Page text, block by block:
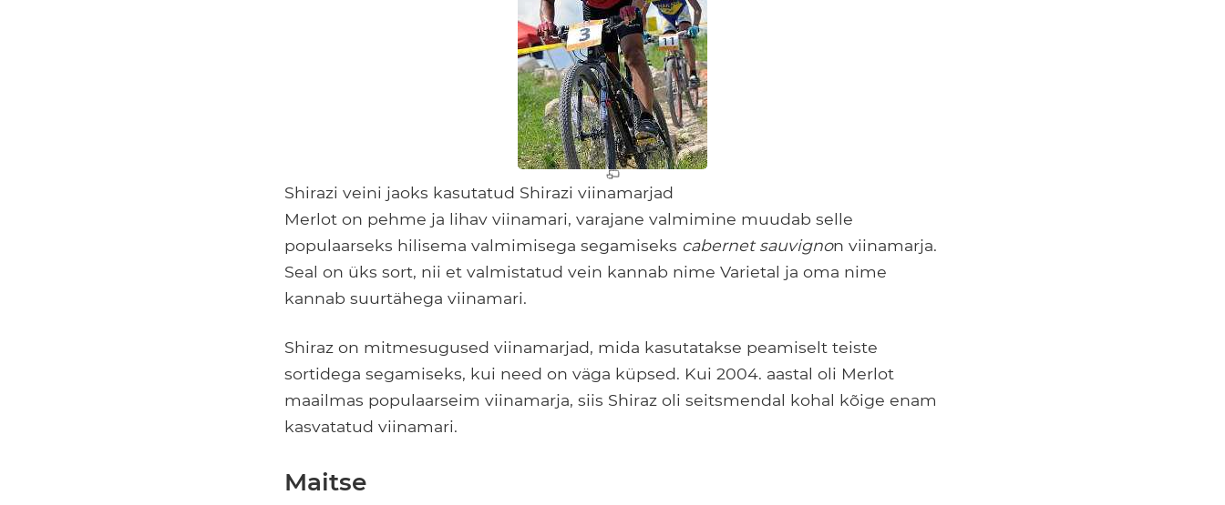
Shirazi veini jaoks kasutatud Shirazi viinamarjad
Merlot on pehme ja lihav viinamari, varajane valmimine muudab selle
populaarseks hilisema valmimisega segamiseks cabernet sauvignon viinamarja.
Seal on üks sort, nii et valmistatud vein kannab nime Varietal ja oma nime
kannab suurtähega viinamari.
Shiraz on mitmesugused viinamarjad, mida kasutatakse peamiselt teiste
sortidega segamiseks, kui need on väga küpsed. Kui 2004. aastal oli Merlot
maailmas populaarseim viinamarja, siis Shiraz oli seitsmendal kohal kõige enam
kasvatatud viinamari.
Maitse